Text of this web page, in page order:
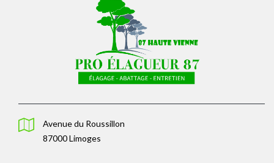
Avenue du Roussillon
87000 Limoges